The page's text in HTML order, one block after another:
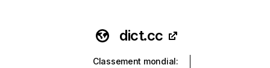
dict.cc
Classement mondial: